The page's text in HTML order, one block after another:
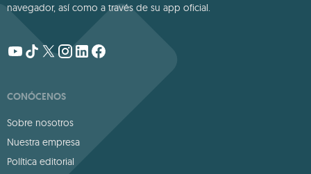
navegador, así como a través de su app oficial.
CONÓCENOS
Sobre nosotros
Nuestra empresa
Política editorial